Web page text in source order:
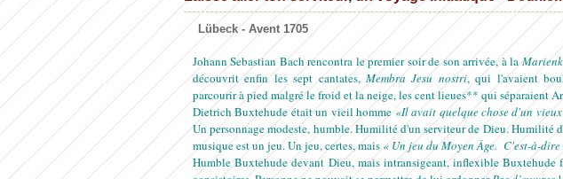
Lübeck - Avent 1705
Johann Sebastian Bach rencontra le premier soir de son arrivée, à la
découvrit enfin les sept cantates, Membra Jesu nostri, qui l'avaient
parcourir à pied malgré le froid et la neige, les cent lieues** qui séparaient
Dietrich Buxtehude était un vieil homme «Il avait quelque chose d'un
Un personnage modeste, humble. Humilité d'un serviteur de Dieu. Humilité
musique est un jeu. Un jeu, certes, mais « Un jeu du Moyen Âge. C'est-à-dire
Humble Buxtehude devant Dieu, mais intransigeant, inflexible Buxtehude